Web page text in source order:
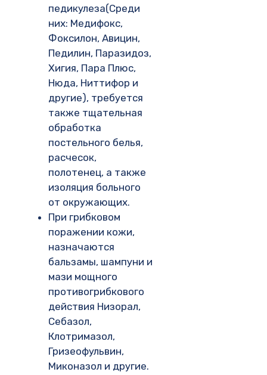
педикулеза(Среди
них: Медифокс,
Фоксилон, Авицин,
Педилин, Паразидоз,
Хигия, Пара Плюс,
Нюда, Ниттифор и
другие), требуется
также тщательная
обработка
постельного белья,
расчесок,
полотенец, а также
изоляция больного
от окружающих.
При грибковом
поражении кожи,
назначаются
бальзамы, шампуни и
мази мощного
противогрибкового
действия Низорал,
Себазол,
Клотримазол,
Гризеофульвин,
Миконазол и другие.